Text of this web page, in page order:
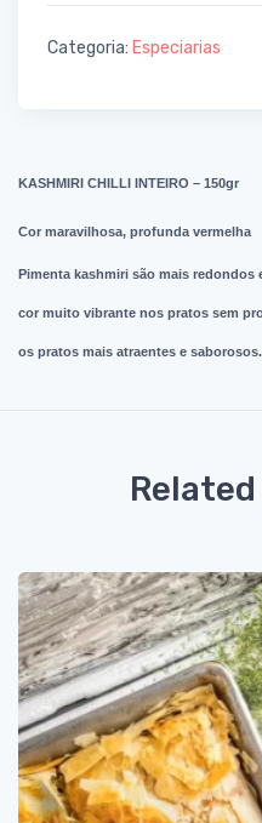
Categoria: Especiarias
KASHMIRI CHILLI INTEIRO – 150gr
Cor maravilhosa, profunda vermelha
Pimenta kashmiri são mais redondos
cor muito vibrante nos pratos sem
os pratos mais atraentes e saborosos.